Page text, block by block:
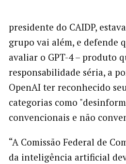
presidente do CAIDP,
grupo vai além, e defende
avaliar o GPT-4 – produto
responsabilidade séria, a
OpenAI ter reconhecido
categorias como
convencionais e não
“A Comissão Federal de
da inteligência artificial